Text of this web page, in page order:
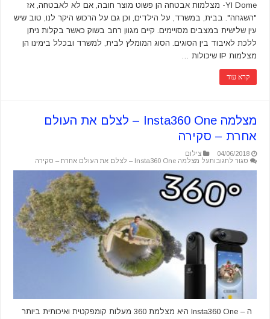
YI Dome- מצלמות אבטחה הן פשוט מוצר חובה, אם לא לאבטחה, אז
"השגחה". בבית, במשרד, על הילדים, וכן גם על הרכוש היקר לנו, טוב שיש
עין שלישית במצבים מסויימים. קיים מגוון רחב בשוק כאשר בקלות ניתן
ללכת לאיבוד בין הסוגים. הסוג המומלץ לבית, למשרד ובכלל בימינו הן
מצלמות IP שיכולות …
קרא עוד
מצלמה Insta360 One – לצלם את העולם
אחרת – סקירה
04/06/2018
צילום
סגור לתגובותעל מצלמה Insta360 One – לצלם את העולם אחרת – סקירה
ה – Insta360 One היא מצלמת 360 מעלות קומפקטית ואיכותית ביותר